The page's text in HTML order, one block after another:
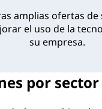
amplias ofertas de
el uso de la
su empresa.
por sector